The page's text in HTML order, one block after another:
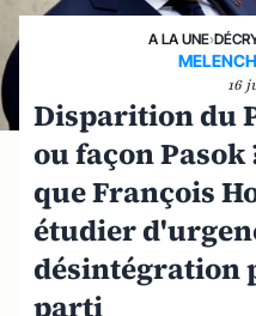
A LA UNE›
16
Disparition du
ou façon Pasok
que François
étudier
désintégration
parti